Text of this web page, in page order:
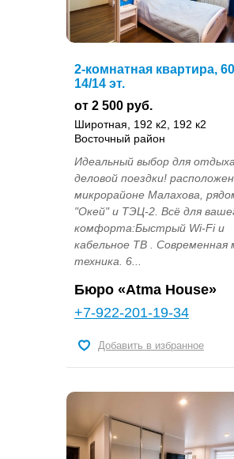
2-комнатная квартира,
14/14 эт.
от 2 500 руб.
Широтная, 192 к2, 192 к2
Восточный район
Идеальный выбор для
деловой поездки!
микрорайоне Малахова,
"Окей" и ТЭЦ-2. Всё для
комфорта:Быстрый Wi-Fi и
кабельное ТВ . Современная
техника. 6...
Бюро «Atma House»
+7-922-201-19-34
Добавить в избранное